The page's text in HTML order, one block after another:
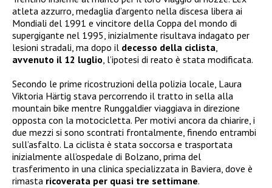
atleta azzurro, medaglia d’argento nella discesa libera ai
Mondiali del 1991 e vincitore della Coppa del mondo di
supergigante nel 1995, inizialmente risultava indagato per
lesioni stradali, ma dopo il decesso della ciclista,
avvenuto il 12 luglio, l’ipotesi di reato è stata modificata.
Secondo le prime ricostruzioni della polizia locale, Laura
Viktoria Härtig stava percorrendo il tratto in sella alla
mountain bike mentre Runggaldier viaggiava in direzione
opposta con la motocicletta. Per motivi ancora da chiarire, i
due mezzi si sono scontrati frontalmente, finendo entrambi
sull’asfalto. La ciclista è stata soccorsa e trasportata
inizialmente all’ospedale di Bolzano, prima del
trasferimento in una clinica specializzata in Baviera, dove è
rimasta ricoverata per quasi tre settimane.